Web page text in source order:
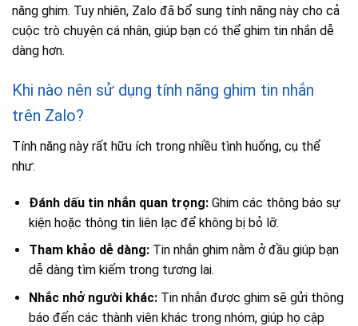
năng ghim. Tuy nhiên, Zalo đã bổ sung tính năng này cho cả
cuộc trò chuyện cá nhân, giúp bạn có thể ghim tin nhắn dễ
dàng hơn.
Khi nào nên sử dụng tính năng ghim tin nhắn
trên Zalo?
Tính năng này rất hữu ích trong nhiều tình huống, cụ thể
như:
Đánh dấu tin nhắn quan trọng:Ghim các thông báo sự
kiện hoặc thông tin liên lạc để không bị bỏ lỡ.
Tham khảo dễ dàng:Tin nhắn ghim nằm ở đầu giúp bạn
dễ dàng tìm kiếm trong tương lai.
Nhắc nhở người khác:Tin nhắn được ghim sẽ gửi thông
báo đến các thành viên khác trong nhóm, giúp họ cập